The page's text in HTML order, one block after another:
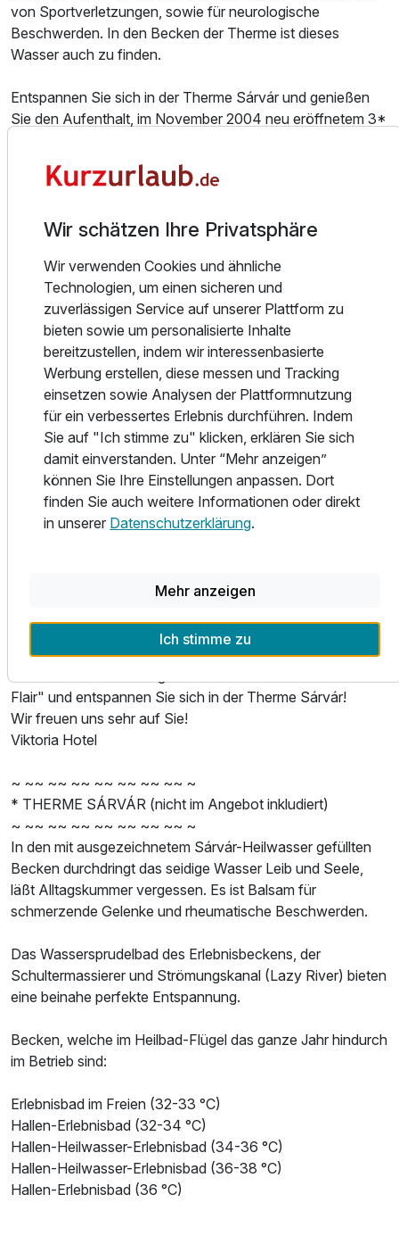
von Sportverletzungen, sowie für neurologische
Beschwerden. In den Becken der Therme ist dieses
Wasser auch zu finden.
Entspannen Sie sich in der Therme Sárvár und genießen
Sie den Aufenthalt, im November 2004 neu eröffnetem 3*
Unser Hotel befindet sich in einer ruhigen Lage nur etwa
Sommer können unsere Gäste den grünen Garten, Pavillon
und Grill genießen. Alle unsere Gäste haben unbegrenzten
kostenlosen Eintritt in das Arboretum, das 10 Hektar große
Naturschutzgebiet.
Unsere Gäste können das Erlebnis des Wassers in
unserem Hotel mit einem großen 12-Personen-Jakuzzi-
Riesen, individuell kontrollierten Luftpumpen und
Lichttherapie genießen. Weiters erwartet Sie eine Infrarot-
Sauna mit Aromatherapie und Salzkammer. Die
Infrarotkabine erweist sich als unkomplizierte Alternative
zur herkömmlichen, finnischen Sauna. Nach der Sauna
können Sie sich mit unsere Regendusche aus Kambala
Holz erfrischen.
uns treffen sich die französische, italienische und
von frischen, lokalen oder regionalen Rohstoffen gefertigt.
Flair" und entspannen Sie sich in der Therme Sárvár!
Wir freuen uns sehr auf Sie!
Viktoria Hotel
~ ~~ ~~ ~~ ~~ ~~ ~~ ~~ ~
* THERME SÁRVÁR (nicht im Angebot inkludiert)
~ ~~ ~~ ~~ ~~ ~~ ~~ ~~ ~
In den mit ausgezeichnetem Sárvár-Heilwasser gefüllten
Becken durchdringt das seidige Wasser Leib und Seele,
läßt Alltagskummer vergessen. Es ist Balsam für
schmerzende Gelenke und rheumatische Beschwerden.
Das Wassersprudelbad des Erlebnisbeckens, der
Schultermassierer und Strömungskanal (Lazy River) bieten
eine beinahe perfekte Entspannung.
Becken, welche im Heilbad-Flügel das ganze Jahr hindurch
im Betrieb sind:
Erlebnisbad im Freien (32-33 °C)
Hallen-Erlebnisbad (32-34 °C)
Hallen-Heilwasser-Erlebnisbad (34-36 °C)
Hallen-Heilwasser-Erlebnisbad (36-38 °C)
Hallen-Erlebnisbad (36 °C)
Wir schätzen Ihre Privatsphäre
Wir verwenden Cookies und ähnliche
Technologien, um einen sicheren und
zuverlässigen Service auf unserer Plattform zu
bieten sowie um personalisierte Inhalte
bereitzustellen, indem wir interessenbasierte
Werbung erstellen, diese messen und Tracking
einsetzen sowie Analysen der Plattformnutzung
für ein verbessertes Erlebnis durchführen. Indem
Sie auf "Ich stimme zu" klicken, erklären Sie sich
damit einverstanden. Unter “Mehr anzeigen”
können Sie Ihre Einstellungen anpassen. Dort
finden Sie auch weitere Informationen oder direkt
in unserer Datenschutzerklärung.
Mehr anzeigen
Ich stimme zu